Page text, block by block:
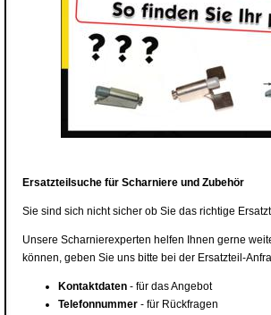
Ersatzteilsuche für Scharniere und Zubehör
Sie sind sich nicht sicher ob Sie das richtige
Unsere Scharnierexperten helfen Ihnen gerne
können, geben Sie uns bitte bei der Ersatzteil-
Kontaktdaten - für das Angebot
Telefonnummer - für Rückfragen